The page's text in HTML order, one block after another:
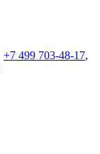
+7 499 703-48-17,